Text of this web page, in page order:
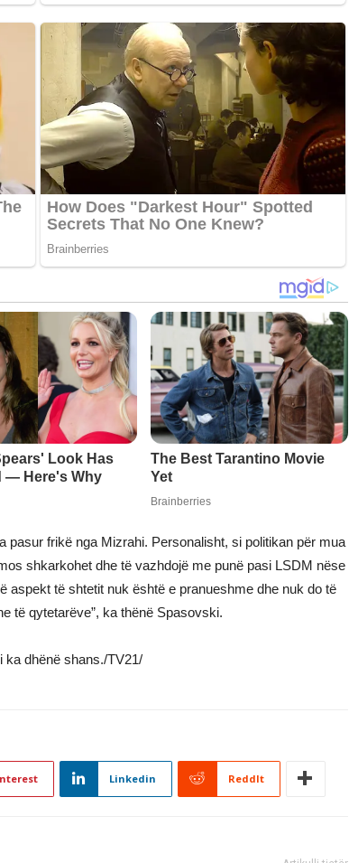
pasur frikë nga Mizrahi. Personalisht, si politikan për mua
shkarkohet dhe të vazhdojë me punë pasi LSDM nëse
aspekt të shtetit nuk është e pranueshme dhe nuk do të
të qytetarëve”, ka thënë Spasovski.
ka dhënë shans./TV21/
Linkedin ReddIt